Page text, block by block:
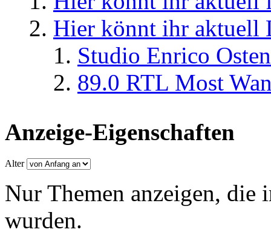
Hier könnt ihr aktuell
Studio Enrico
89.0 RTL Most
Anzeige-Eigenschaften
Alter
Nur Themen anzeigen, die
wurden.